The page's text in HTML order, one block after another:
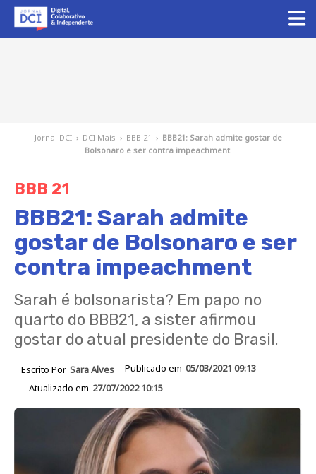
Jornal DCI › DCI Mais › BBB 21 › BBB21: Sarah admite gostar de
Bolsonaro e ser contra impeachment
BBB 21
BBB21: Sarah admite
gostar de Bolsonaro e ser
contra impeachment
Sarah é bolsonarista? Em papo no
quarto do BBB21, a sister afirmou
gostar do atual presidente do Brasil.
Escrito Por Sara Alves Publicado em 05/03/2021 09:13
Atualizado em 27/07/2022 10:15